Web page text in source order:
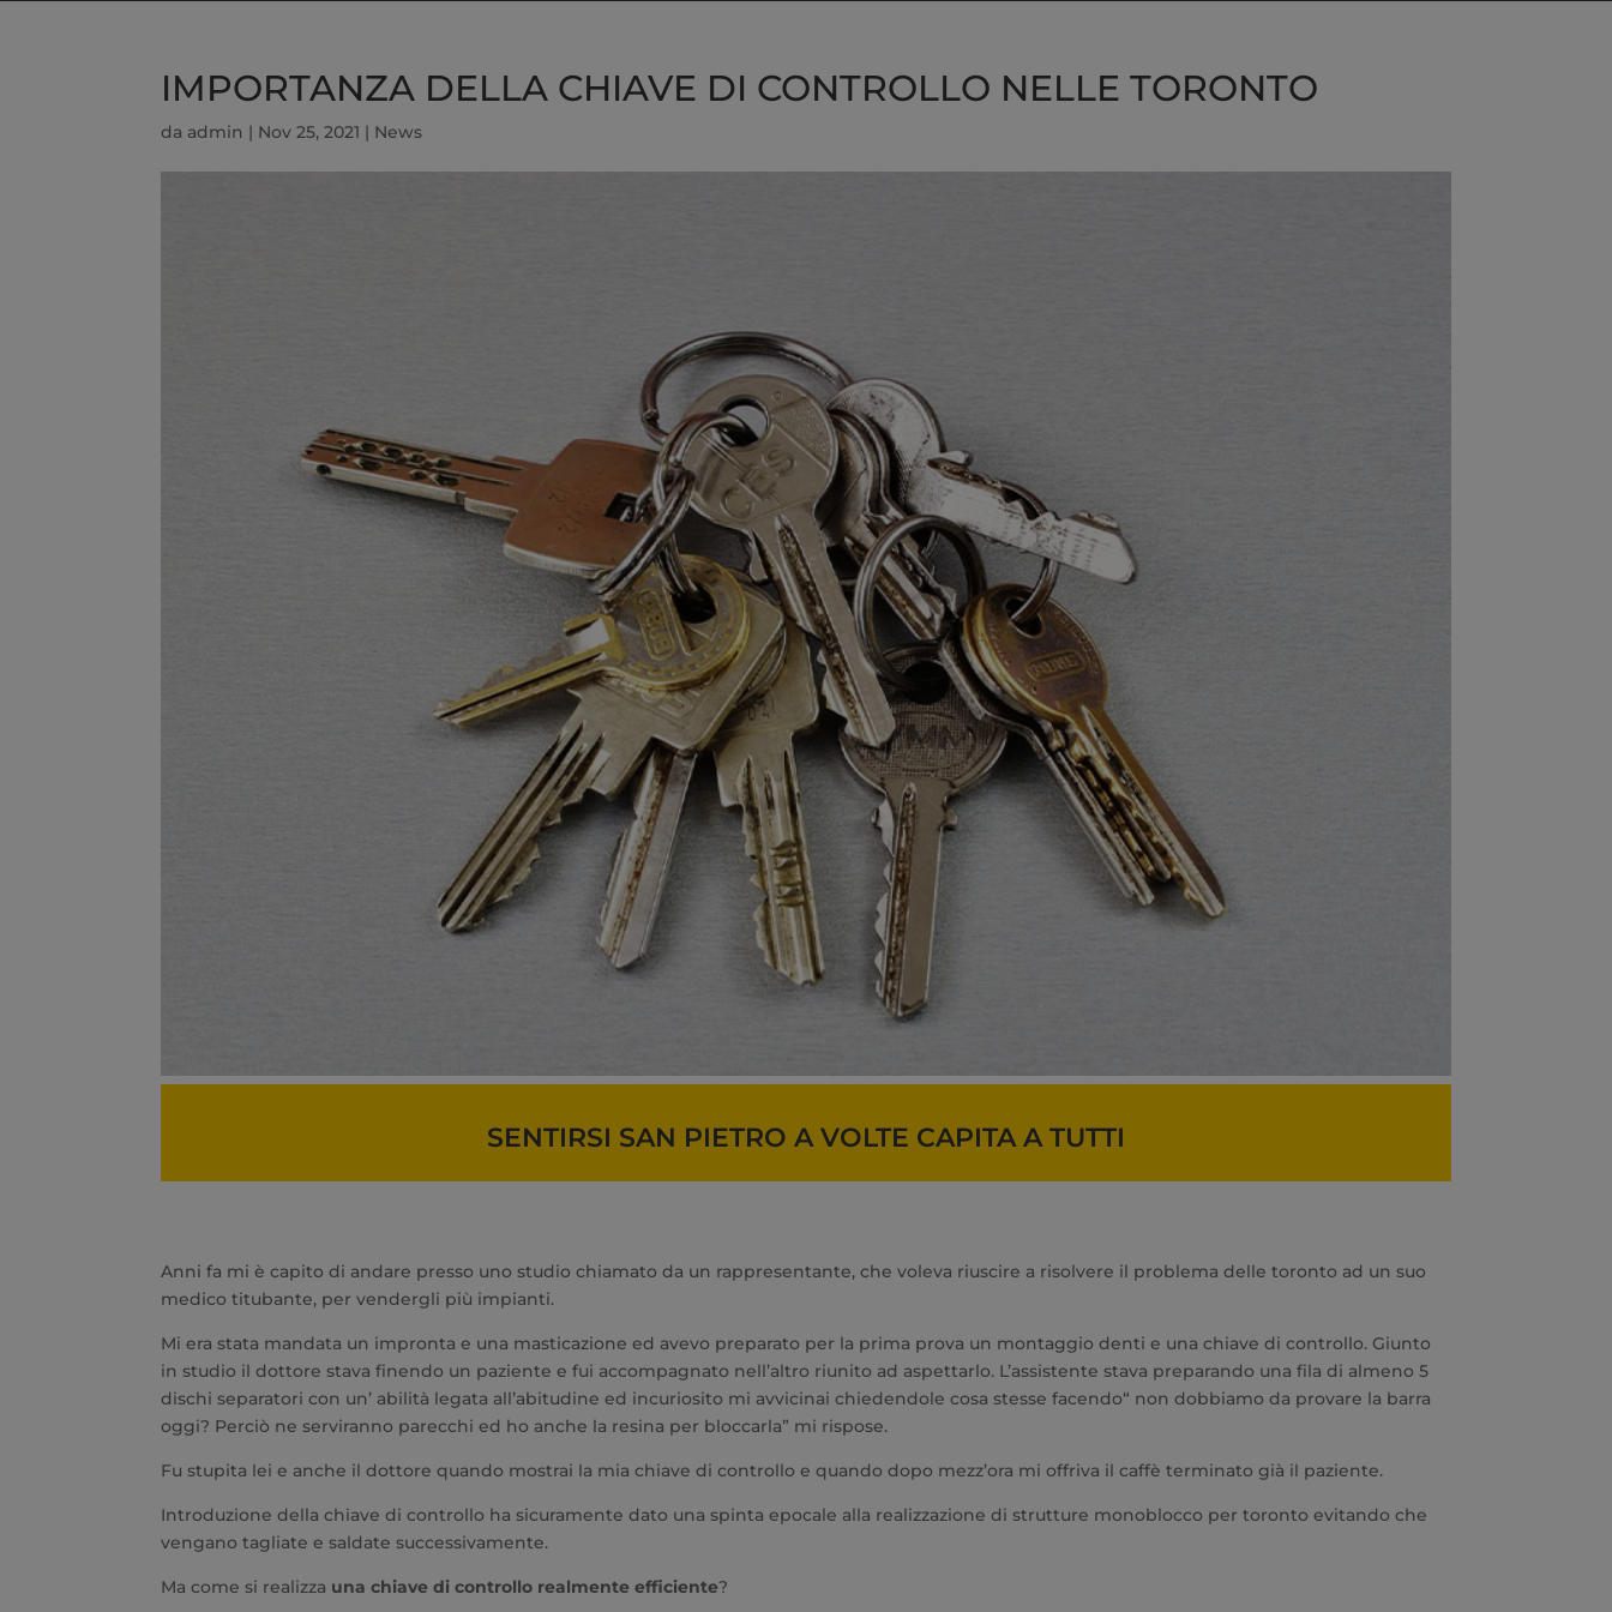
IMPORTANZA DELLA CHIAVE DI CONTROLLO NELLE TORONTO
da admin | Nov 25, 2021 | News
SENTIRSI SAN PIETRO A VOLTE CAPITA A TUTTI
Anni fa mi è capito di andare presso uno studio chiamato da un rappresentante, che voleva riuscire a risolvere il problema delle toronto ad un suo
medico titubante, per vendergli più impianti.
Mi era stata mandata un impronta e una masticazione ed avevo preparato per la prima prova un montaggio denti e una chiave di controllo. Giunto
in studio il dottore stava finendo un paziente e fui accompagnato nell’altro riunito ad aspettarlo. L’assistente stava preparando una fila di almeno 5
dischi separatori con un’ abilità legata all’abitudine ed incuriosito mi avvicinai chiedendole cosa stesse facendo“ non dobbiamo da provare la barra
oggi? Perciò ne serviranno parecchi ed ho anche la resina per bloccarla” mi rispose.
Fu stupita lei e anche il dottore quando mostrai la mia chiave di controllo e quando dopo mezz’ora mi offriva il caffè terminato già il paziente.
Introduzione della chiave di controllo ha sicuramente dato una spinta epocale alla realizzazione di strutture monoblocco per toronto evitando che
vengano tagliate e saldate successivamente.
Ma come si realizza una chiave di controllo realmente efficiente?